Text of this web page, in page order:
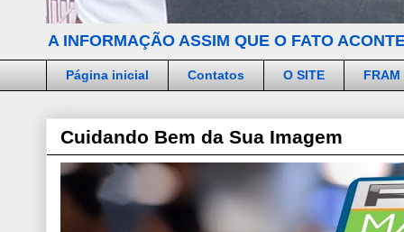
A INFORMAÇÃO ASSIM QUE O FATO
Página inicial Contatos O SITE FRAM
Cuidando Bem da Sua Imagem